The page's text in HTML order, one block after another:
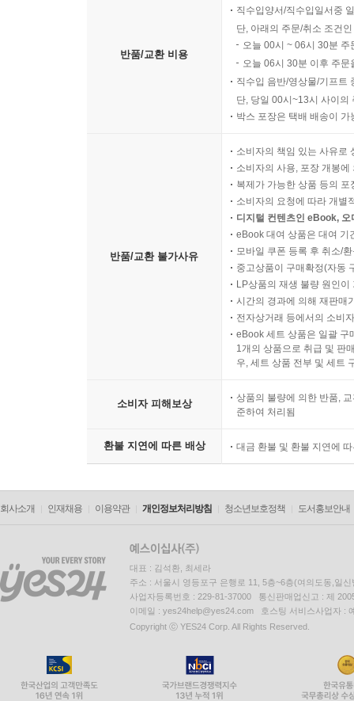
반품/교환 비용
직수입양서/직수입일서중
단, 아래의 주문/취소 조건
오늘 00시 ~ 06시 30분
오늘 06시 30분 이후 주
직수입 음반/영상물/기프트
단, 당일 00시~13시 사이의
박스 포장은 택배 배송이
반품/교환 불가사유
소비자의 책임 있는 사유로
소비자의 사용, 포장 개봉
복제가 가능한 상품 등의
소비자의 요청에 따라 개별
디지털 컨텐츠인 eBook,
eBook 대여 상품은 대여 기
모바일 쿠폰 등록 후 취소/
중고상품이 구매확정(자동
LP상품의 재생 불량 원인
시간의 경과에 의해 재판매
전자상거래 등에서의 소비
eBook 세트 상품은 일괄 구
1개의 상품으로 취급 및 판
우, 세트 상품 전부 및 세트
소비자 피해보상
상품의 불량에 의한 반품,
준하여 처리됨
환불 지연에 따른 배상 대금 환불 및 환불 지연에
회사소개 인재채용 이용약관 개인정보처리방침 청소년보호정책 도서홍보안내
대표 : 김석환, 최세라
주소 : 서울시 영등포구 은행로 11, 5층~6층(여의도동,일신
사업자등록번호 : 229-81-37000 통신판매업신고 : 제
이메일 : yes24help@yes24.com 호스팅 서비스사업자 :
Copyright ⓒ YES24 Corp. All Rights Reserved.